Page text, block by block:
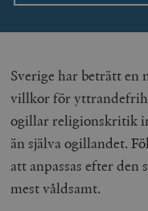
Sverige har beträtt en
villkor för
ogillar religionskritik
än själva ogillandet.
att anpassas efter den
mest våldsamt.